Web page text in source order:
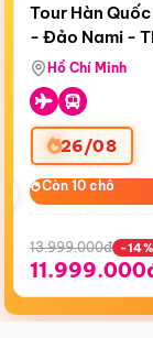
Còn18 ngày
Bay Sun
Tour Hàn
- Đảo Nami -
Airways)
Hồ Chí Minh
26/08
Còn 10 chỗ
Còn 10 chỗ
13.999.000đ -14%